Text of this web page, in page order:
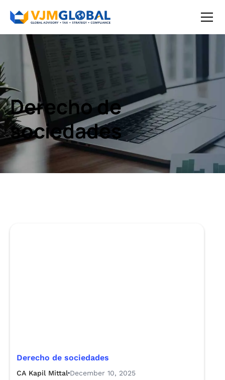
Derecho de
sociedades
Derecho de sociedades
CA Kapil Mittal December 10, 2025